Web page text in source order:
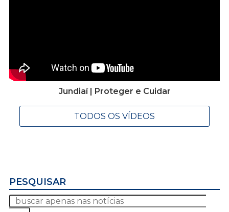
Jundiaí | Proteger e Cuidar
TODOS OS VÍDEOS
PESQUISAR